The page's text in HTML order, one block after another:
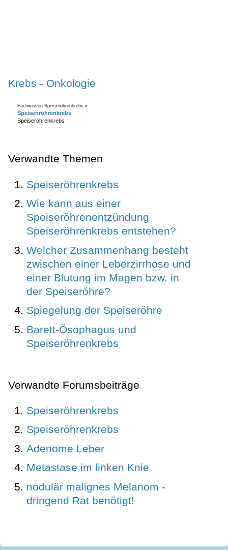
Krebs - Onkologie
Fachwissen Speiseröhrenkrebs »
Speisenröhrenkrebs
Speiseröhrenkrebs
Verwandte Themen
Speiseröhrenkrebs
Wie kann aus einer
Speiseröhrenentzündung
Speiseröhrenkrebs entstehen?
Welcher Zusammenhang besteht
zwischen einer Leberzirrhose und
einer Blutung im Magen bzw. in
der Speiseröhre?
Spiegelung der Speiseröhre
Barett-Ösophagus und
Speiseröhrenkrebs
Verwandte Forumsbeiträge
Speiseröhrenkrebs
Speiseröhrenkrebs
Adenome Leber
Metastase im linken Knie
nodulär malignes Melanom -
dringend Rat benötigt!